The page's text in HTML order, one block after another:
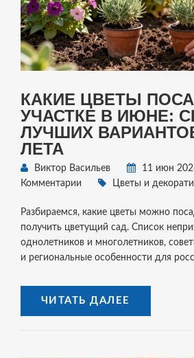
КАКИЕ ЦВЕТЫ
УЧАСТКЕ В ИЮНЕ:
ЛУЧШИХ
ЛЕТА
Виктор Васильев 11 июн
Комментарии
Цветы и
Разбираемся, какие цветы можно
получить цветущий сад. Список
однолетников и многолетников,
и региональные особенности для
ЧИТАТЬ ДАЛЕЕ